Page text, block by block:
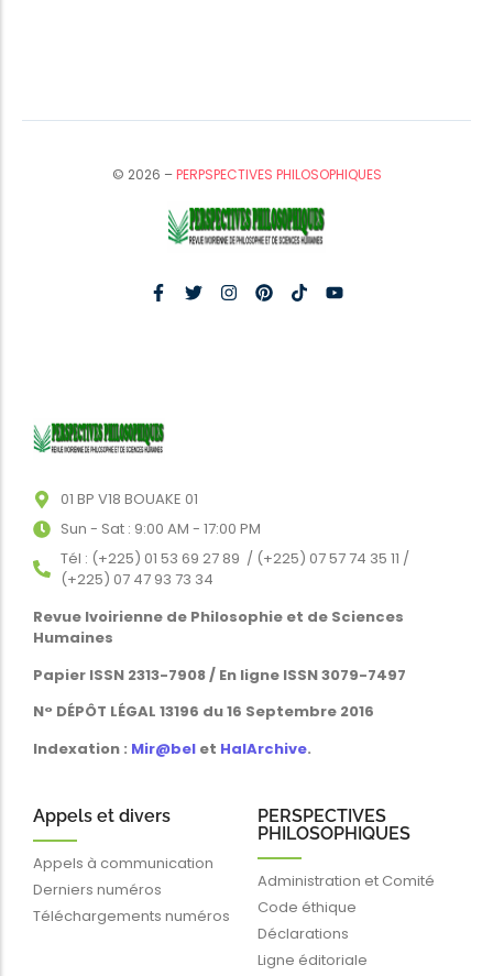
© 2026 –PERPSPECTIVES PHILOSOPHIQUES
01 BP V18 BOUAKE 01
Sun - Sat : 9:00 AM - 17:00 PM
Tél : (+225) 01 53 69 27 89 / (+225) 07 57 74 35 11 /
(+225) 07 47 93 73 34
Revue Ivoirienne de Philosophie et de Sciences
Humaines
Papier ISSN 2313-7908 / En ligne ISSN 3079-7497
N° DÉPÔT LÉGAL 13196 du 16 Septembre 2016
Indexation : Mir@bel et HalArchive.
Appels et divers
Appels à communication
Derniers numéros
Téléchargements numéros
PERSPECTIVES
PHILOSOPHIQUES
Administration et Comité
Code éthique
Déclarations
Ligne éditoriale